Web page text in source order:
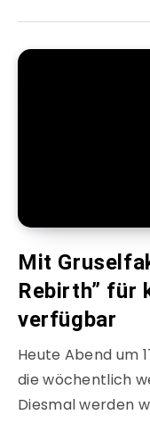
Mit
Rebirth” für
verfügbar
Heute Abend um
die wöchentlich
Diesmal werden